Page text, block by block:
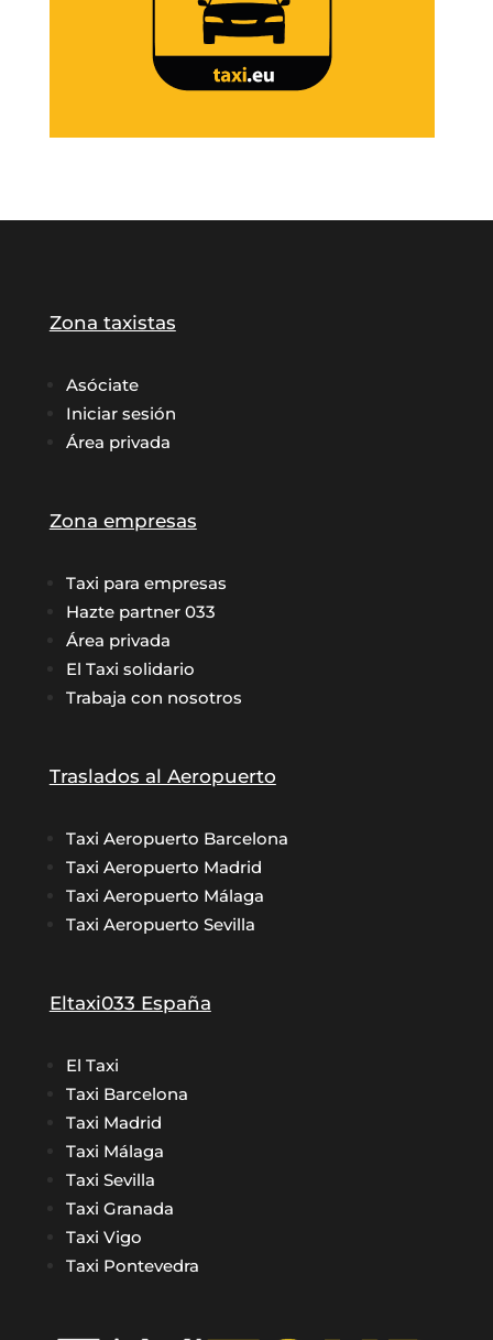
Zona taxistas
Asóciate
Iniciar sesión
Área privada
Zona empresas
Taxi para empresas
Hazte partner 033
Área privada
El Taxi solidario
Trabaja con nosotros
Traslados al Aeropuerto
Taxi Aeropuerto Barcelona
Taxi Aeropuerto Madrid
Taxi Aeropuerto Málaga
Taxi Aeropuerto Sevilla
Eltaxi033 España
El Taxi
Taxi Barcelona
Taxi Madrid
Taxi Málaga
Taxi Sevilla
Taxi Granada
Taxi Vigo
Taxi Pontevedra